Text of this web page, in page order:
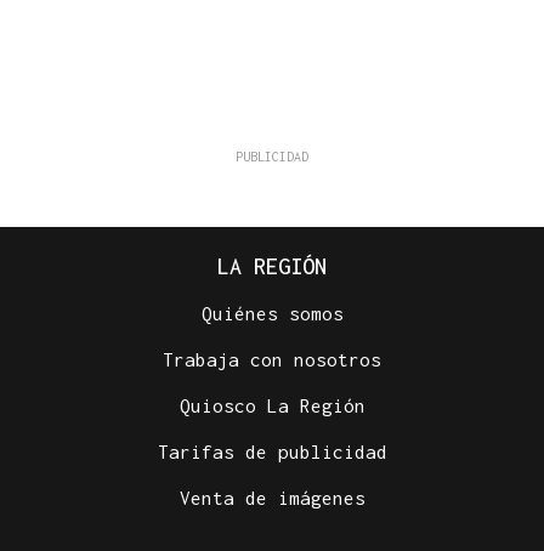
LA REGIÓN
Quiénes somos
Trabaja con nosotros
Quiosco La Región
Tarifas de publicidad
Venta de imágenes